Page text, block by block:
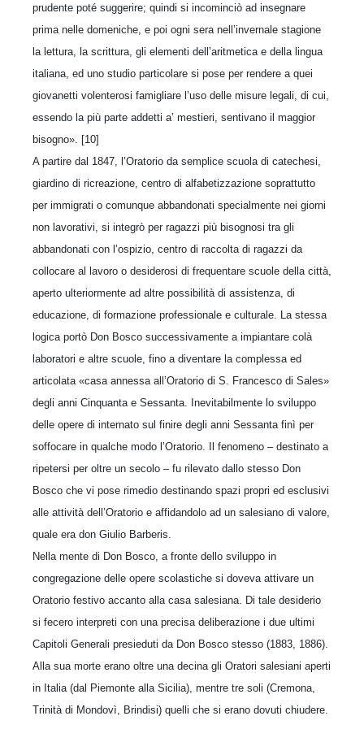
prudente poté suggerire; quindi si incominciò ad insegnare
prima nelle domeniche, e poi ogni sera nell’invernale stagione
la lettura, la scrittura, gli elementi dell’aritmetica e della lingua
italiana, ed uno studio particolare si pose per rendere a quei
giovanetti volenterosi famigliare l’uso delle misure legali, di cui,
essendo la più parte addetti a’ mestieri, sentivano il maggior
bisogno». [10]
A partire dal 1847, l’Oratorio da semplice scuola di catechesi,
giardino di ricreazione, centro di alfabetizzazione soprattutto
per immigrati o comunque abbandonati specialmente nei giorni
non lavorativi, si integrò per ragazzi più bisognosi tra gli
abbandonati con l’ospizio, centro di raccolta di ragazzi da
collocare al lavoro o desiderosi di frequentare scuole della città,
aperto ulteriormente ad altre possibilità di assistenza, di
educazione, di formazione professionale e culturale. La stessa
logica portò Don Bosco successivamente a impiantare colà
laboratori e altre scuole, fino a diventare la complessa ed
articolata «casa annessa all’Oratorio di S. Francesco di Sales»
degli anni Cinquanta e Sessanta. Inevitabilmente lo sviluppo
delle opere di internato sul finire degli anni Sessanta finì per
soffocare in qualche modo l’Oratorio. Il fenomeno – destinato a
ripetersi per oltre un secolo – fu rilevato dallo stesso Don
Bosco che vi pose rimedio destinando spazi propri ed esclusivi
alle attività dell’Oratorio e affidandolo ad un salesiano di valore,
quale era don Giulio Barberis.
Nella mente di Don Bosco, a fronte dello sviluppo in
congregazione delle opere scolastiche si doveva attivare un
Oratorio festivo accanto alla casa salesiana. Di tale desiderio
si fecero interpreti con una precisa deliberazione i due ultimi
Capitoli Generali presieduti da Don Bosco stesso (1883, 1886).
Alla sua morte erano oltre una decina gli Oratori salesiani aperti
in Italia (dal Piemonte alla Sicilia), mentre tre soli (Cremona,
Trinità di Mondovì, Brindisi) quelli che si erano dovuti chiudere.